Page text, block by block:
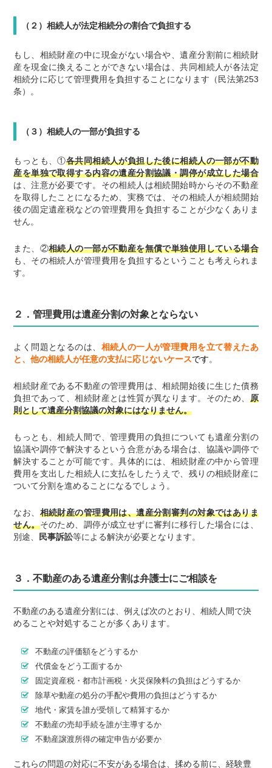
（２）相続人が法定相続分の割合で負担する
もし、相続財産の中に現金がない場合や、遺産分割前に相続財
産を現金に換えることができない場合は、共同相続人が各法定
相続分に応じて管理費用を負担することになります（民法第253
条）。
（３）相続人の一部が負担する
もっとも、①各共同相続人が負担した後に相続人の一部が不動
産を単独で取得する内容の遺産分割協議・調停が成立した場合
は、注意が必要です。その相続人は相続開始時からその不動産
を取得したことになるため、実務では、その相続人が相続開始
後の固定遺産税などの管理費用を負担することが少なくありま
せん。
また、②相続人の一部が不動産を無償で単独使用している場合
も、その相続人が管理費用を負担するということも考えられま
す。
２．管理費用は遺産分割の対象とならない
よく問題となるのは、 相続人の一人が管理費用を立て替えたあ
と、他の相続人が任意の支払に応じないケースです 。
相続財産である不動産の管理費用は、相続開始後に生じた債務
負担であって、相続財産とは性質が異なります。そのため、 原
則として遺産分割協議の対象にはなりません。
もっとも、相続人間で、管理費用の負担についても遺産分割の
協議や調停で解決するという合意がある場合は、協議や調停で
解決することが可能です。具体的には、相続財産の中から管理
費用を支出した相続人に支払をしたうえで、残りの相続財産に
ついて分割を進めることになるでしょう。
なお、 相続財産の管理費用は、遺産分割審判の対象ではありま
せん。そのため、調停が成立せずに審判に移行した場合には、
別途、
民事訴訟等による解決が必要となります。
３．不動産のある遺産分割は弁護士にご相談を
不動産のある遺産分割には、例えば次のとおり、相続人間で決
めることや対処することが多くあります。
不動産の評価額をどうするか
代償金をどう工面するか
固定資産税・都市計画税・火災保険料の負担はどうするか
除草や動産の処分の手配や費用の負担はどうするか
地代・家賃を誰が受領して精算するか
不動産の売却手続を誰が主導するか
不動産譲渡所得の確定申告が必要か
これらの問題の対応に不安がある場合は、揉める前に、経験豊